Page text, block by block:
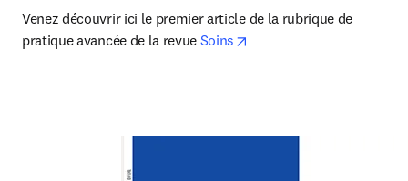
Venez découvrir ici le premier article de la rubrique de
pratique avancée de la revue Soins